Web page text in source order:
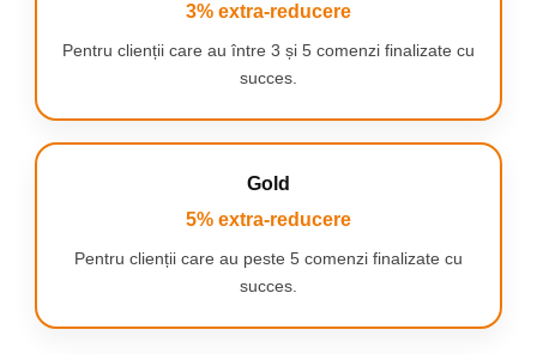
3% extra-reducere
Pentru clienții care au între 3 și 5 comenzi finalizate cu
succes.
Gold
5% extra-reducere
Pentru clienții care au peste 5 comenzi finalizate cu
succes.